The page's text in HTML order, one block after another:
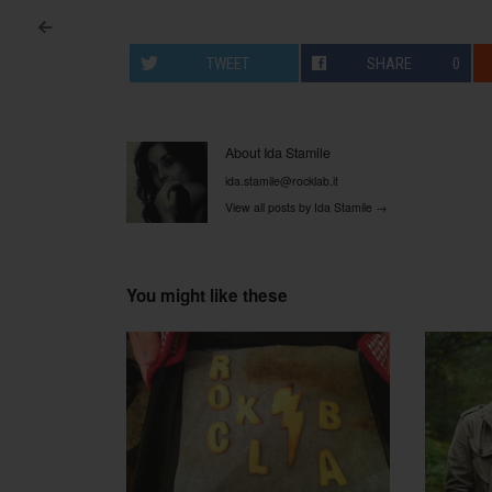
Post navigation
<
TWEET SHARE 0
About Ida Stamile
ida.stamile@rocklab.it
View all posts by Ida Stamile →
You might like these